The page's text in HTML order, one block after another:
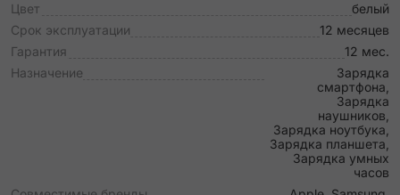
Цвет
белый
Срок эксплуатации
12 месяцев
Гарантия
12 мес.
Назначение
Зарядка
смартфона,
Зарядка
наушников,
Зарядка ноутбука,
Зарядка планшета,
Зарядка умных
часов